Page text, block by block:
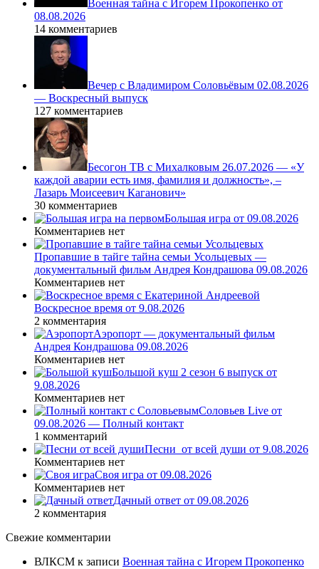
Военная тайна с Игорем Прокопенко от
08.08.2026
14 комментариев
Вечер с Владимиром Соловьёвым 02.08.2026
— Воскресный выпуск
127 комментариев
Бесогон ТВ с Михалковым 26.07.2026 — «У
каждой аварии есть имя, фамилия и должность», –
Лазарь Моисеевич Каганович»
30 комментариев
Большая игра от 09.08.2026
Комментариев нет
Пропавшие в тайге тайна семьи Усольцевых —
документальный фильм Андрея Кондрашова 09.08.2026
Комментариев нет
Воскресное время от 9.08.2026
2 комментария
Аэропорт — документальный фильм
Андрея Кондрашова 09.08.2026
Комментариев нет
Большой куш 2 сезон 6 выпуск от
9.08.2026
Комментариев нет
Соловьев Live от
09.08.2026 — Полный контакт
1 комментарий
Песни_от всей души от 9.08.2026
Комментариев нет
Своя игра от 09.08.2026
Комментариев нет
Дачный ответ от 09.08.2026
2 комментария
Свежие комментарии
ВЛКСМ к записи Военная тайна с Игорем Прокопенко